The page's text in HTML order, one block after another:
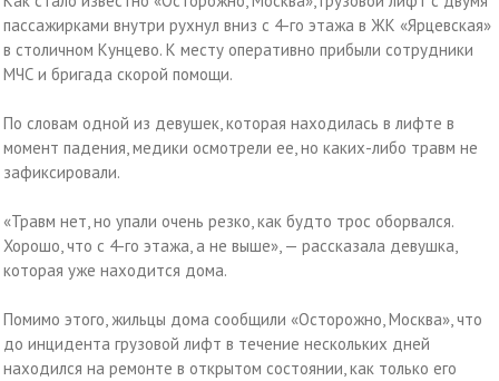
пассажирками внутри рухнул вниз с 4-го этажа в ЖК «Ярцевская»
в столичном Кунцево. К месту оперативно прибыли сотрудники
МЧС и бригада скорой помощи.
По словам одной из девушек, которая находилась в лифте в
момент падения, медики осмотрели ее, но каких-либо травм не
зафиксировали.
«Травм нет, но упали очень резко, как будто трос оборвался.
Хорошо, что с 4-го этажа, а не выше», — рассказала девушка,
которая уже находится дома.
Помимо этого, жильцы дома сообщили «Осторожно, Москва», что
до инцидента грузовой лифт в течение нескольких дней
находился на ремонте в открытом состоянии, как только его